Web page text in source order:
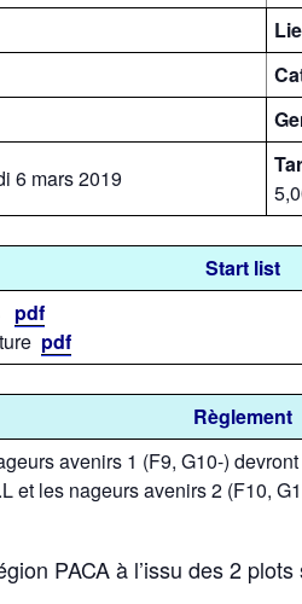
6 mars 2019
Start list
pdf
pdf
Règlement
avenirs 1 (F9, G10-)
et les nageurs avenirs 2 (F10,
PACA à l’issu des 2